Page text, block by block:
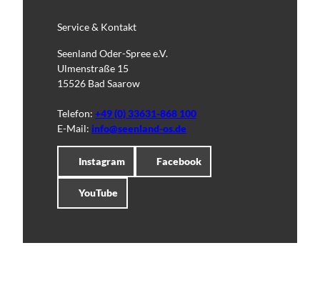
Service & Kontakt
Seenland Oder-Spree e.V.
Ulmenstraße 15
15526 Bad Saarow
Telefon: +49 (0) 33631-868 100
E-Mail: info@seenland-os.de
Instagram Facebook
YouTube